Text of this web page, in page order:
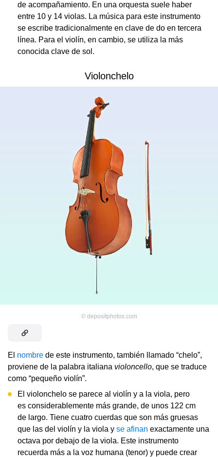
de acompañamiento. En una orquesta suele haber
entre 10 y 14 violas. La música para este instrumento
se escribe tradicionalmente en clave de do en tercera
línea. Para el violín, en cambio, se utiliza la más
conocida clave de sol.
Violonchelo
© depositphotos.com
El nombre de este instrumento, también llamado “chelo”,
proviene de la palabra italiana violoncello, que se traduce
como “pequeño violín”.
El violonchelo se parece al violín y a la viola, pero
es considerablemente más grande, de unos 122 cm
de largo. Tiene cuatro cuerdas que son más gruesas
que las del violín y la viola y se afinan exactamente una
octava por debajo de la viola. Este instrumento
recuerda más a la voz humana (tenor) y puede crear